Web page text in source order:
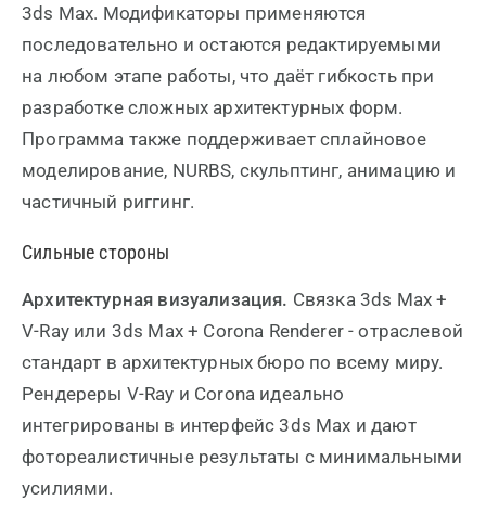
3ds Max. Модификаторы применяются
последовательно и остаются редактируемыми
на любом этапе работы, что даёт гибкость при
разработке сложных архитектурных форм.
Программа также поддерживает сплайновое
моделирование, NURBS, скульптинг, анимацию и
частичный риггинг.
Сильные стороны
Архитектурная визуализация. Связка 3ds Max +
V-Ray или 3ds Max + Corona Renderer - отраслевой
стандарт в архитектурных бюро по всему миру.
Рендереры V-Ray и Corona идеально
интегрированы в интерфейс 3ds Max и дают
фотореалистичные результаты с минимальными
усилиями.